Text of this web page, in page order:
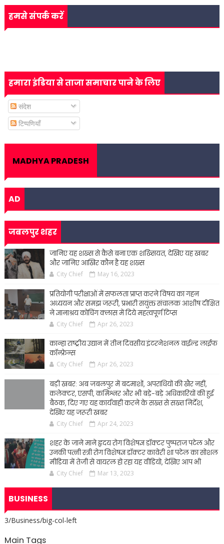
हमसे संपर्क करें
हमारा इंडिया से ताजा समाचार पाने के लिए
संदेश
टिप्पणियाँ
MADHYA PRADESH
AD
जबलपुर शहर
जानिए यह शख्स से कैसे बना एक शख्सियत, देखिए यह खबर
और जानिए आखिर कौन है यह शख्स
City Chief May 16, 2023
प्रतियोगी परीक्षाओं में सफलता प्राप्त करने विषय का गहन
अध्ययन और समझ जरूरी, प्रभारी सयुंक्त संचालक आशीष दीक्षित
ने ज्ञानाश्रय कोचिंग क्लास में दिये महत्वपूर्ण टिप्स
City Chief Apr 26, 2023
कान्हा राष्ट्रीय उद्यान में तीन दिवसीय इंटरनेशनल वाईल्ड लाईफ
कॉन्फ्रेन्स
City Chief Apr 26, 2023
बड़ी खबर: अब जबलपुर में बदमाशों, अपराधियों की खैर नहीं,
कलेक्टर, एसपी, कमिश्नर और भी बड़े-बड़े अधिकारियों की हुई
बैठक, दिए गए यह कार्यवाही करने के सख्त से सख्त निर्देश,
देखिए यह जरूरी खबर
City Chief Apr 24, 2023
शहर के जाने माने हृदय रोग विशेषज्ञ डॉक्टर पुष्पराज पटेल और
उनकी पत्नी स्त्री रोग विशेषज्ञ डॉक्टर कावेरी शा पटेल का सोशल
मीडिया में तेजी से वायरल हो रहा यह वीडियो, देखिए आप भी
City Chief Mar 13, 2023
BUSINESS
3/Business/big-col-left
Main Tags